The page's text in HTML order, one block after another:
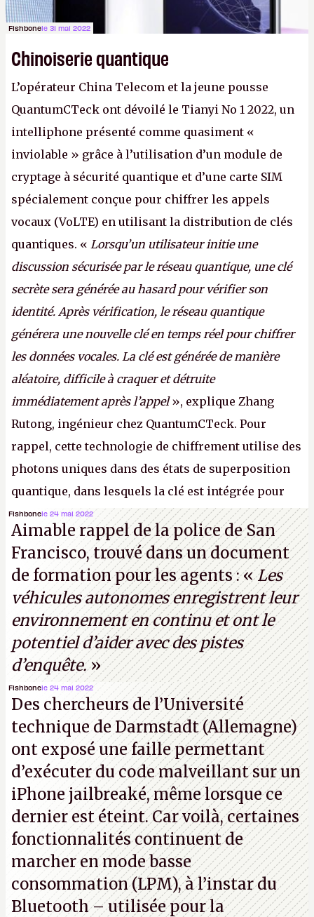
Fishbonele 31 mai 2022
Chinoiserie quantique
L’opérateur China Telecom et la jeune pousse
QuantumCTeck ont dévoilé le Tianyi No 1 2022, un
intelliphone présenté comme quasiment «
inviolable » grâce à l’utilisation d’un module de
cryptage à sécurité quantique et d’une carte SIM
spécialement conçue pour chiffrer les appels
vocaux (VoLTE) en utilisant la distribution de clés
quantiques. « Lorsqu’un utilisateur initie une
discussion sécurisée par le réseau quantique, une clé
secrète sera générée au hasard pour vérifier son
identité. Après vérification, le réseau quantique
générera une nouvelle clé en temps réel pour chiffrer
les données vocales. La clé est générée de manière
aléatoire, difficile à craquer et détruite
immédiatement après l’appel», explique Zhang
Rutong, ingénieur chez QuantumCTeck. Pour
rappel, cette technologie de chiffrement utilise des
photons uniques dans des états de superposition
quantique, dans lesquels la clé est intégrée pour
garantir une sécurité inconditionnelle entre des
parties distantes. Vous ne comprenez rien ? C’est
normal, ça fait toujours ça avec le quantique.
(Crédit photo : China Telecom)
Fishbonele 24 mai 2022
Aimable rappel de la police de San
Francisco, trouvé dans un document
de formation pour les agents : «Les
véhicules autonomes enregistrent leur
environnement en continu et ont le
potentiel d’aider avec des pistes
d’enquête.»
Fishbonele 24 mai 2022
Des chercheurs de l’Université
technique de Darmstadt (Allemagne)
ont exposé une faille permettant
d’exécuter du code malveillant sur un
iPhone jailbreaké, même lorsque ce
dernier est éteint. Car voilà, certaines
fonctionnalités continuent de
marcher en mode basse
consommation (LPM), à l’instar du
Bluetooth – utilisée pour la